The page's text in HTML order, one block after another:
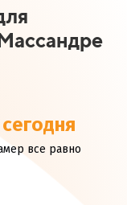
все равно